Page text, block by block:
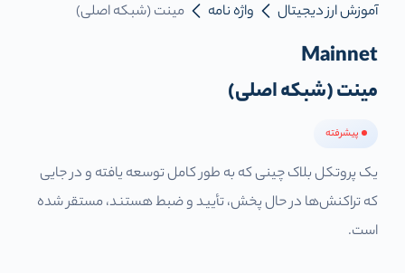
آموزش ارز دیجیتال واژه نامه مینت (شبکه اصلی)
Mainnet
مینت (شبکه اصلی)
پیشرفته
یک پروتکل بلاک چینی که به طور کامل توسعه یافته و در جایی
که تراکنش‌ها در حال پخش، تأیید و ضبط هستند، مستقر شده
است.